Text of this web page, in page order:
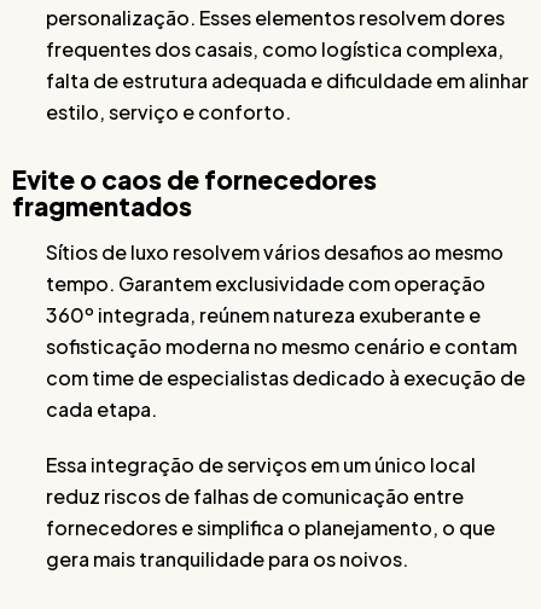
personalização. Esses elementos resolvem dores
frequentes dos casais, como logística complexa,
falta de estrutura adequada e dificuldade em alinhar
estilo, serviço e conforto.
Evite o caos de fornecedores
fragmentados
Sítios de luxo resolvem vários desafios ao mesmo
tempo. Garantem exclusividade com operação
360º integrada, reúnem natureza exuberante e
sofisticação moderna no mesmo cenário e contam
com time de especialistas dedicado à execução de
cada etapa.
Essa integração de serviços em um único local
reduz riscos de falhas de comunicação entre
fornecedores e simplifica o planejamento, o que
gera mais tranquilidade para os noivos.